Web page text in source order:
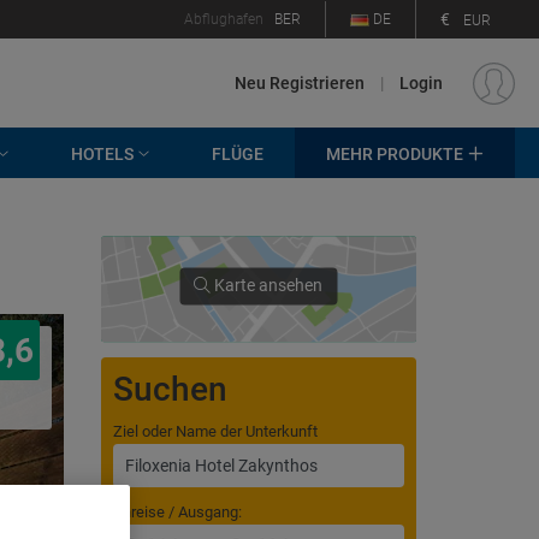
Abflughafen BER DE € EUR
Neu Registrieren | Login
HOTELS FLÜGE MEHR PRODUKTE
Karte ansehen
Suchen
Ziel oder Name der Unterkunft
Anreise / Ausgang: